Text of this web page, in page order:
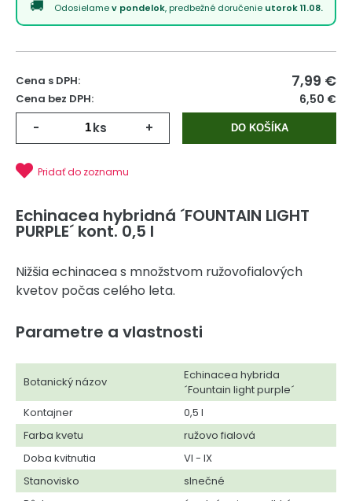
Odosielamev pondelok, predbežné doručenie utorok 11.08.
Cena s DPH: 7,99 €
Cena bez DPH: 6,50 €
- ks + DO KOŠÍKA
Pridať do zoznamu
Echinacea hybridná ´FOUNTAIN LIGHT
PURPLE´ kont. 0,5 l
Nižšia echinacea s množstvom ružovofialových
kvetov počas celého leta.
Parametre a vlastnosti
Botanický názov
Echinacea hybrida
´Fountain light purple´
Kontajner
0,5 l
Farba kvetu
ružovo fialová
Doba kvitnutia
VI - IX
Stanovisko
slnečné